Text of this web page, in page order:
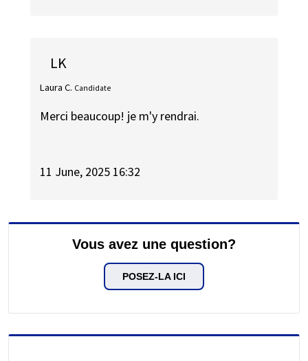
LK
Laura C. Candidate
Merci beaucoup! je m'y rendrai.
11 June, 2025 16:32
Vous avez une question?
POSEZ-LA ICI